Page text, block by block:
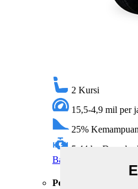
2 Kursi
15,5-4,9 mil per
25%
5,44 hp
Daya kuda
Baca selengkapnya
Penumpang NL-